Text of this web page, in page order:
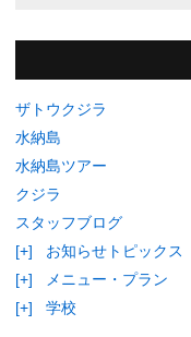
ザトウクジラ
水納島
水納島ツアー
クジラ
スタッフブログ
[+]
お知らせトピックス
[+]
メニュー・プラン
[+]
学校